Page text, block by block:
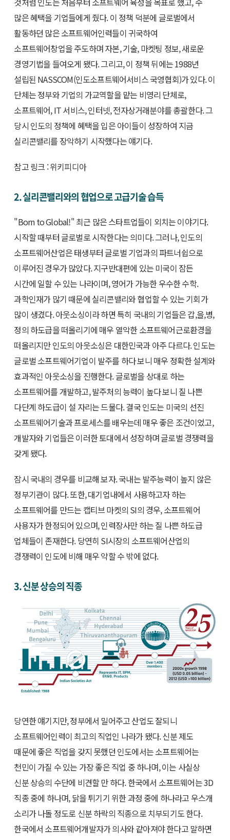
많은 혜택을 기업들에게 줬다. 이 정책 덕분에 글로벌에서
활동하던 많은 소프트웨어인력들이 귀국하여
소프트웨어창업을 주도하며 자본, 기술, 마켓팅 정보, 새로운
경영기법을 들여오게 됐다. 그리고, 이 정책 뒤에는 1988년
설립된 NASSCOM(인도소프트웨어서비스 국영협회)가 있다. 이
단체는 정부와 기업의 가교역할을 맡는 비영리 단체로,
소프트웨어, IT 서비스, 인터넷, 전자상거래분야를 총괄한다. 그
당시 인도의 정책에 혜택을 입은 아이들이 성장하여 지금
실리콘밸리를 장악하기 시작했다는 얘기다.
참고 링크 : 위키피디아
2. 실리콘밸리와의 협업으로 고급기술 습득
"Born to Global!" 최근 많은 스타트업들이 외치는 이야기다.
시작할 때부터 글로벌로 시작한다는 의미다. 그러나, 인도의
소프트웨어산업은 태생부터 글로벌 기업과의 파트너쉽으로
이루어진 경우가 많았다. 지구반대편에 있는 미국이 잠든
시간에 일할 수 있는 나라이며, 영어가 가능한 우수한 수학.
과학인재가 많기 때문에 실리콘밸리와 협업할 수 있는 기회가
많이 생겼다. 아웃소싱이라 하면 특히 국내의 기업들은 갑,을,병,
정의 하도급을 떠올리기에 매우 열악한 소프트웨어근로환경을
떠올리지만 인도의 아웃소싱은 대한민국과 아주 다르다. 인도는
글로벌 소프트웨어기업이 발주를 하다 보니 매우 정확한 설계와
효과적인 아웃소싱을 진행한다. 글로벌을 상대로 하는
소프트웨어를 개발하고, 발주처의 능력이 높다 보니 질 나쁜
다단계 하도급이 설 자리는 드물다. 결국 인도는 미국의 선진
소프트웨어기술과 프로세스를 배우는데 매우 좋은 조건이었고,
개발자와 기업들은 이러한 토대에서 성장하며 글로벌 경쟁력을
갖게 됐다.
잠시 국내의 경우를 비교해 보자. 국내는 발주능력이 높지 않은
정부기관이 많다. 또한, 대기업내에서 사용하고자 하는
소프트웨어를 만드는 캡티브 마켓의 SI의 경우, 소프트웨어
사용자가 한정되어 있으며, 인력장사만 하는 질 나쁜 하도급
업체들이 존재한다. 당연히 SI시장의 소프트웨어산업의
경쟁력이 인도에 비해 매우 약할 수 밖에 없다.
3. 신분 상승의 직종
당연한 얘기지만, 정부에서 밀어주고 산업도 잘되니
소프트웨어인력이 최고의 직업인 나라가 됐다. 신분 제도
때문에 좋은 직업을 갖지 못했던 인도에서는 소프트웨어는
천민이 가질 수 있는 가장 좋은 직업 중 하나며, 이는 사실상
신분 상승의 수단에 비견할 만 하다. 한국에서 소프트웨어는 3D
직종 중에 하나며, 닭을 튀기기 위한 과정 중에 하나라고 우스개
소리가 나돌 정도로 신분 하락의 직종으로 치부되기도 한다.
한국에서 소프트웨어개발자가 의사와 같아져야 한다고 말하면